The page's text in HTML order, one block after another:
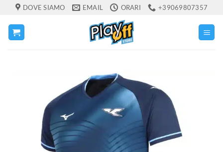
Salta
contenuti
DOVE SIAMO EMAIL ORARI +39069807357